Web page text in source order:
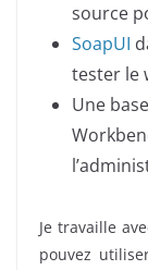
source
SoapUI
tester le
Une
Je travaille
pouvez